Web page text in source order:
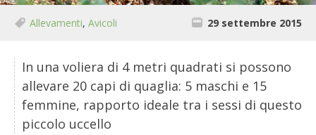
FARFALLE DELLA CAMPAGNA
PICCOLO POLLAIO
STORIE DEI LETTORI
CONSERVARE LA FRUTTA
Allevamenti, Avicoli 29 settembre 2015
In una voliera di 4 metri quadrati si possono
allevare 20 capi di quaglia: 5 maschi e 15
femmine, rapporto ideale tra i sessi di questo
piccolo uccello